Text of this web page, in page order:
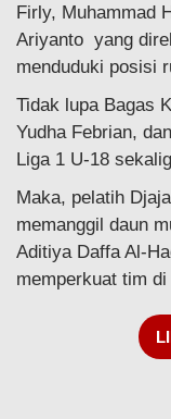
Firly, Muhammad
Ariyanto yang
menduduki posisi
Tidak lupa Bagas
Yudha Febrian,
Liga 1 U-18
Maka, pelatih
memanggil daun
Aditiya Daffa Al-
memperkuat tim